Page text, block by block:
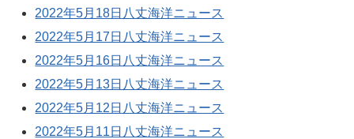
2022年5月18日八丈海洋ニュース
2022年5月17日八丈海洋ニュース
2022年5月16日八丈海洋ニュース
2022年5月13日八丈海洋ニュース
2022年5月12日八丈海洋ニュース
2022年5月11日八丈海洋ニュース